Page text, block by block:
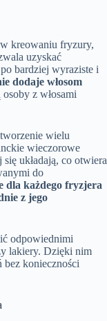
kreowaniu fryzury,
uzyskać
bardziej wyraziste i
dodaje włosom
z włosami
wielu
wieczorowe
układają, co otwiera
do
dla każdego fryzjera
z jego
odpowiednimi
lakiery. Dzięki nim
bez konieczności